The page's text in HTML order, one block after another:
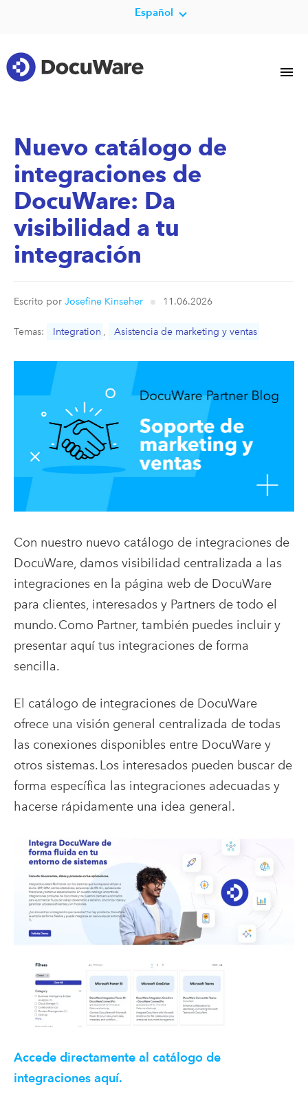
Español
Nuevo catálogo de
integraciones de
DocuWare: Da
visibilidad a tu
integración
Escrito por Josefine Kinseher 11.06.2026
Temas: Integration , Asistencia de marketing y ventas
Con nuestro nuevo catálogo de integraciones de
DocuWare, damos visibilidad centralizada a las
integraciones en la página web de DocuWare
para clientes, interesados y Partners de todo el
mundo. Como Partner, también puedes incluir y
presentar aquí tus integraciones de forma
sencilla.
El catálogo de integraciones de DocuWare
ofrece una visión general centralizada de todas
las conexiones disponibles entre DocuWare y
otros sistemas. Los interesados pueden buscar de
forma específica las integraciones adecuadas y
hacerse rápidamente una idea general.
Accede directamente al catálogo de
integraciones aquí.